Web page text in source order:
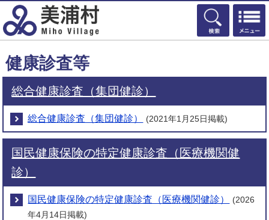
検索
健康診査等
総合健康診査（集団健診）
総合健康診査（集団健診） (2021年1月25日掲載)
国民健康保険の特定健康診査（医療機関健
診）
国民健康保険の特定健康診査（医療機関健診）
(2026
年4月14日掲載)